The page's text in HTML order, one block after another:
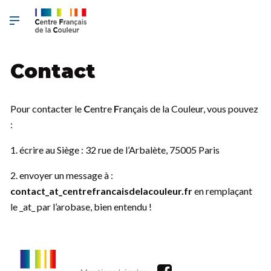
Contact
Pour contacter le Centre Français de la Couleur, vous pouvez
:
1. écrire au Siège : 32 rue de l’Arbalète, 75005 Paris
2. envoyer un message à :
contact_at_centrefrancaisdelacouleur.fren remplaçant
le _at_ par l’arobase, bien entendu !